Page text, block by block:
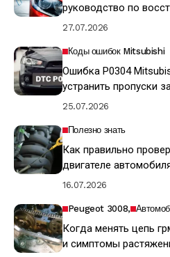
руководство по
27.07.2026
Коды ошибок Mitsubishi
Ошибка P0304
устранить пропуски
25.07.2026
Полезно знать
Как правильно
двигателе
16.07.2026
Peugeot 3008
Когда менять цепь
и симптомы